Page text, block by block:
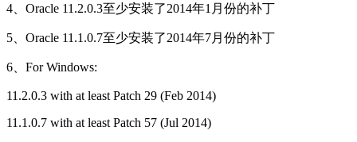
4、Oracle 11.2.0.3至少安装了2014年1月份的补丁
5、Oracle 11.1.0.7至少安装了2014年7月份的补丁
6、For Windows:
11.2.0.3 with at least Patch 29 (Feb 2014)
11.1.0.7 with at least Patch 57 (Jul 2014)